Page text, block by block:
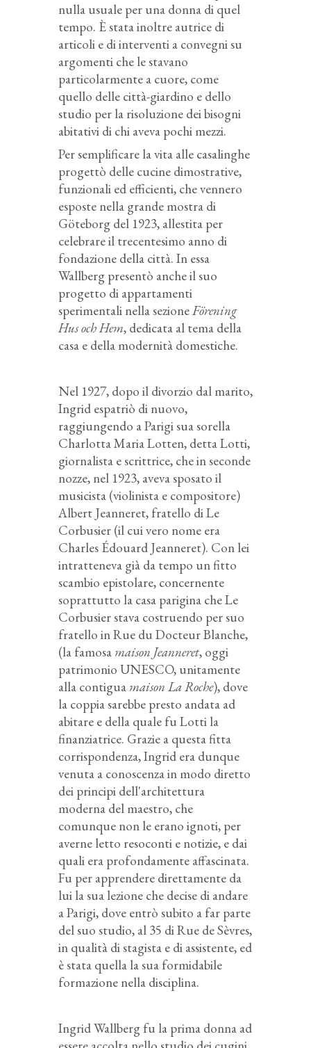
nulla usuale per una donna di quel
tempo. È stata inoltre autrice di
articoli e di interventi a convegni su
argomenti che le stavano
particolarmente a cuore, come
quello delle città-giardino e dello
studio per la risoluzione dei bisogni
abitativi di chi aveva pochi mezzi.
Per semplificare la vita alle casalinghe
progettò delle cucine dimostrative,
funzionali ed efficienti, che vennero
esposte nella grande mostra di
Göteborg del 1923, allestita per
celebrare il trecentesimo anno di
fondazione della città. In essa
Wallberg presentò anche il suo
progetto di appartamenti
sperimentali nella sezioneFörening
Hus och Hem, dedicata al tema della
casa e della modernità domestiche.
Nel 1927, dopo il divorzio dal marito,
Ingrid espatriò di nuovo,
raggiungendo a Parigi sua sorella
Charlotta Maria Lotten, dettaLotti,
giornalista e scrittrice, che in seconde
nozze, nel 1923, aveva sposato il
musicista (violinista e compositore)
Albert Jeanneret, fratello di Le
Corbusier (il cui vero nome era
Charles Édouard Jeanneret). Con lei
intratteneva già da tempo un fitto
scambio epistolare, concernente
soprattutto la casa parigina che Le
Corbusier stava costruendo per suo
fratello in Rue du Docteur Blanche,
(la famosa maison Jeanneret, oggi
patrimonio UNESCO, unitamente
alla contigua maison La Roche), dove
la coppia sarebbe presto andata ad
abitare e della quale fu Lotti la
finanziatrice. Grazie a questa fitta
corrispondenza, Ingrid era dunque
venuta a conoscenza in modo diretto
dei principi dell'architettura
moderna del maestro, che
comunque non le erano ignoti, per
averne letto resoconti e notizie, e dai
quali era profondamente affascinata.
Fu per apprendere direttamente da
lui la sua lezione che decise di andare
a Parigi, dove entrò subito a far parte
del suo studio, al 35 di Rue de Sèvres,
in qualità di stagista e di assistente, ed
è stata quella la sua formidabile
formazione nella disciplina.
Ingrid Wallberg fu la prima donna ad